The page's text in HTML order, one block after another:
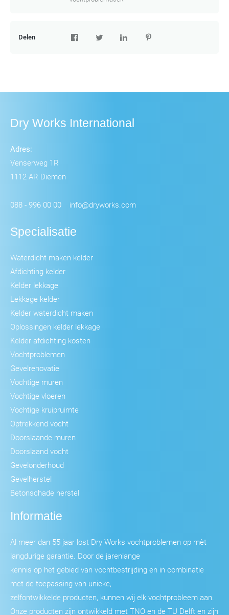
Delen
Dry Works International
Adres:
Venserweg 1R
1112 AR Diemen
088 - 996 00 00 info@dryworks.com
Specialisatie
Waterdicht maken kelder
Afdichting kelder
Kelder lekkage
Lekkage kelder
Kelder waterdicht maken
Oplossingen kelder lekkage
Kelder afdichting kosten
Vochtproblemen
Gevelrenovatie
Vochtige muren
Vochtige vloeren
Vochtige kruipruimte
Optrekkend vocht
Doorslaande muren
Doorslaand vocht
Gevelonderhoud
Gevelherstel
Betonschade herstel
Informatie
Al meer dan 55 jaar lost Dry Works vochtproblemen op mèt
langdurige garantie. Door de jarenlange
kennis op het gebied van vochtbestrijding en in combinatie
met de toepassing van unieke,
zelfontwikkelde producten, kunnen wij elk vochtprobleem aan.
Onze producten zijn ontwikkeld met TNO en de TU Delft en zijn